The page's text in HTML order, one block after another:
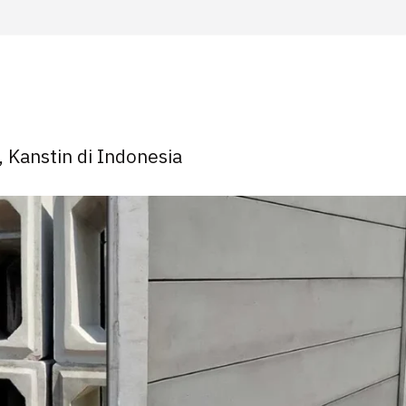
di Indonesia